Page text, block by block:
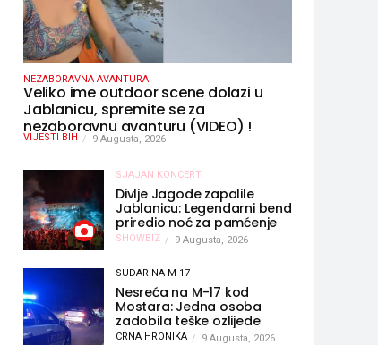
NEZABORAVNA AVANTURA
Veliko ime outdoor scene dolazi u
Jablanicu, spremite se za
nezaboravnu avanturu (VIDEO) !
VIJESTI BIH 9 Augusta, 2026
SJAJAN KONCERT
Divlje Jagode zapalile
Jablanicu: Legendarni bend
priredio noć za pamćenje
SHOWBIZ 9 Augusta, 2026
SUDAR NA M-17
Nesreća na M-17 kod
Mostara: Jedna osoba
zadobila teške ozlijede
CRNA HRONIKA 9 Augusta, 2026